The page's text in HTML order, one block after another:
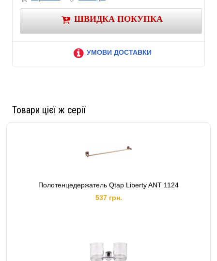
ШВИДКА ПОКУПКА
УМОВИ ДОСТАВКИ
Товари цієї ж серії
Полотенцедержатель Qtap Liberty ANT 1124
537 грн.